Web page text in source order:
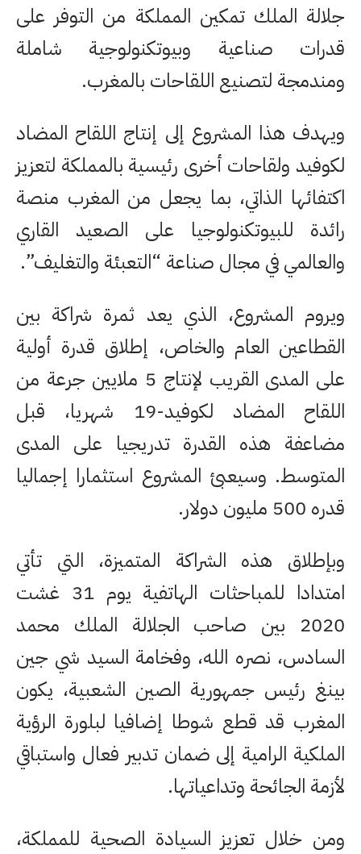
جلالة الملك تمكين المملكة من التوفر على
قدرات صناعية وبيوتكنولوجية شاملة
ومندمجة لتصنيع اللقاحات بالمغرب.
ويهدف هذا المشروع إلى إنتاج اللقاح المضاد
لكوفيد ولقاحات أخرى رئيسية بالمملكة لتعزيز
اكتفائها الذاتي، بما يجعل من المغرب منصة
رائدة للبيوتكنولوجيا على الصعيد القاري
والعالمي في مجال صناعة “التعبئة والتغليف”.
ويروم المشروع، الذي يعد ثمرة شراكة بين
القطاعين العام والخاص، إطلاق قدرة أولية
على المدى القريب لإنتاج 5 ملايين جرعة من
اللقاح المضاد لكوفيد-19 شهريا، قبل
مضاعفة هذه القدرة تدريجيا على المدى
المتوسط. وسيعبئ المشروع استثمارا إجماليا
قدره 500 مليون دولار.
وبإطلاق هذه الشراكة المتميزة، التي تأتي
امتدادا للمباحثات الهاتفية يوم 31 غشت
2020 بين صاحب الجلالة الملك محمد
السادس، نصره الله، وفخامة السيد شي جين
بينغ رئيس جمهورية الصين الشعبية، يكون
المغرب قد قطع شوطا إضافيا لبلورة الرؤية
الملكية الرامية إلى ضمان تدبير فعال واستباقي
لأزمة الجائحة وتداعياتها.
ومن خلال تعزيز السيادة الصحية للمملكة،